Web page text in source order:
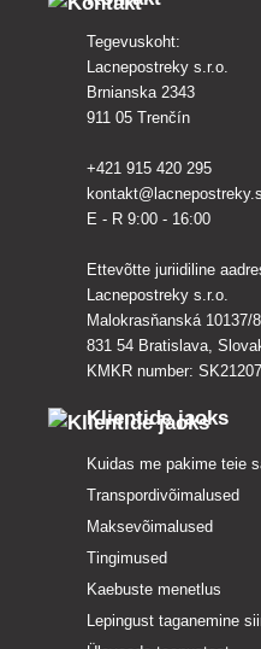
Tegevuskoht:
Lacnepostreky s.r.o.
Brnianska 2343
911 05 Trenčín
+421 915 420 295
E - R 9:00 - 16:00
Ettevõtte juriidiline
Lacnepostreky s.r.o.
Malokrasňanská 10137/8
831 54 Bratislava,
KMKR number:
Klientide jaoks
Kuidas me pakime teie
Transpordivõimalused
Maksevõimalused
Tingimused
Kaebuste menetlus
Lepingust taganemine